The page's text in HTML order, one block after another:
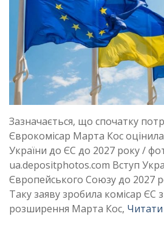
Зазначається, що спочатку
Єврокомісар Марта Кос
України до ЄС до 2027 року /
ua.depositphotos.com Вступ
Європейського Союзу до 2027
Таку заяву зробила комісар ЄС
розширення Марта Кос, Читати